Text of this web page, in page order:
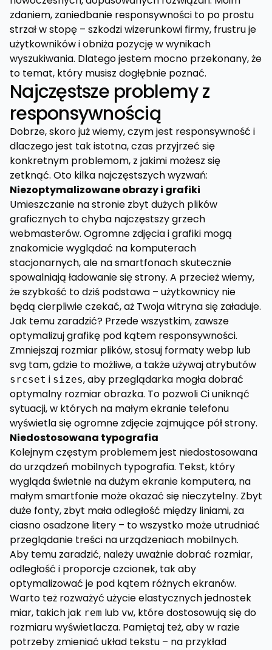
zdaniem, zaniedbanie responsywności to po prostu
strzał w stopę – szkodzi wizerunkowi firmy, frustru je
użytkowników i obniża pozycję w wynikach
wyszukiwania. Dlatego jestem mocno przekonany, że
to temat, który musisz dogłębnie poznać.
Najczęstsze problemy z
responsywnością
Dobrze, skoro już wiemy, czym jest responsywność i
dlaczego jest tak istotna, czas przyjrzeć się
konkretnym problemom, z jakimi możesz się
zetknąć. Oto kilka najczęstszych wyzwań:
Niezoptymalizowane obrazy i grafiki
Umieszczanie na stronie zbyt dużych plików
graficznych to chyba najczęstszy grzech
webmasterów. Ogromne zdjęcia i grafiki mogą
znakomicie wyglądać na komputerach
stacjonarnych, ale na smartfonach skutecznie
spowalniają ładowanie się strony. A przecież wiemy,
że szybkość to dziś podstawa – użytkownicy nie
będą cierpliwie czekać, aż Twoja witryna się załaduje.
Jak temu zaradzić? Przede wszystkim, zawsze
optymalizuj grafikę pod kątem responsywności.
Zmniejszaj rozmiar plików, stosuj formaty webp lub
svg tam, gdzie to możliwe, a także używaj atrybutów
srcset i sizes, aby przeglądarka mogła dobrać
optymalny rozmiar obrazka. To pozwoli Ci uniknąć
sytuacji, w których na małym ekranie telefonu
wyświetla się ogromne zdjęcie zajmujące pół strony.
Niedostosowana typografia
Kolejnym częstym problemem jest niedostosowana
do urządzeń mobilnych typografia. Tekst, który
wygląda świetnie na dużym ekranie komputera, na
małym smartfonie może okazać się nieczytelny. Zbyt
duże fonty, zbyt mała odległość między liniami, za
ciasno osadzone litery – to wszystko może utrudniać
przeglądanie treści na urządzeniach mobilnych.
Aby temu zaradzić, należy uważnie dobrać rozmiar,
odległość i proporcje czcionek, tak aby
optymalizować je pod kątem różnych ekranów.
Warto też rozważyć użycie elastycznych jednostek
miar, takich jak rem lub vw, które dostosowują się do
rozmiaru wyświetlacza. Pamiętaj też, aby w razie
potrzeby zmieniać układ tekstu – na przykład